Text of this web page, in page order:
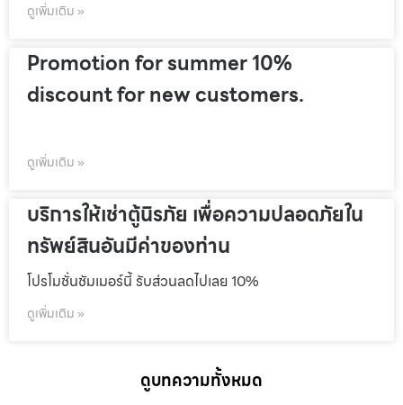
ดูเพิ่มเติม »
Promotion for summer 10%
discount for new customers.
ดูเพิ่มเติม »
บริการให้เช่าตู้นิรภัย เพื่อความปลอดภัยใน
ทรัพย์สินอันมีค่าของท่าน
โปรโมชั่นชัมเมอร์นี้ รับส่วนลดไปเลย 10%
ดูเพิ่มเติม »
ดูบทความทั้งหมด